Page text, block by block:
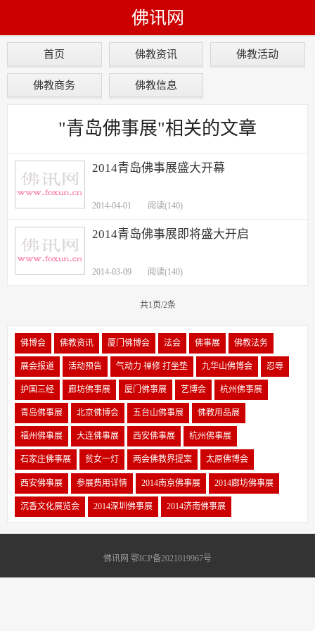
佛讯网
首页 佛教资讯 佛教活动
佛教商务 佛教信息
"青岛佛事展"相关的文章
2014青岛佛事展盛大开幕
2014-04-01 阅读(140)
2014青岛佛事展即将盛大开启
2014-03-09 阅读(140)
共1页/2条
佛博会 佛教资讯 厦门佛博会 法会 佛事展 佛教法务
展会报道 活动预告 气动力 禅修 打坐垫 九华山佛博会 忍辱
护国三经 廊坊佛事展 厦门佛事展 艺博会 杭州佛事展
青岛佛事展 北京佛博会 五台山佛事展 佛教用品展
福州佛事展 大连佛事展 西安佛事展 杭州佛事展
石家庄佛事展 贫女一灯 两会佛教界提案 太原佛博会
西安佛事展 参展费用详情 2014南京佛事展 2014廊坊佛事展
沉香文化展览会 2014深圳佛事展 2014济南佛事展
佛讯网 鄂ICP备2021019967号
Copyright 2011-2023 佛讯网 www.foxun.cn 版权所有